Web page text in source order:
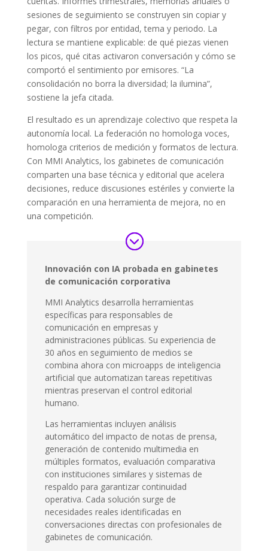
sesiones de seguimiento se construyen sin copiar y
pegar, con filtros por entidad, tema y periodo. La
lectura se mantiene explicable: de qué piezas vienen
los picos, qué citas activaron conversación y cómo se
comportó el sentimiento por emisores. “La
consolidación no borra la diversidad; la ilumina”,
sostiene la jefa citada.
El resultado es un aprendizaje colectivo que respeta la
autonomía local. La federación no homologa voces,
homologa criterios de medición y formatos de lectura.
Con MMI Analytics, los gabinetes de comunicación
comparten una base técnica y editorial que acelera
decisiones, reduce discusiones estériles y convierte la
comparación en una herramienta de mejora, no en
una competición.
Innovación con IA probada en gabinetes
de comunicación corporativa
MMI Analytics desarrolla herramientas
específicas para responsables de
comunicación en empresas y
administraciones públicas. Su experiencia de
30 años en seguimiento de medios se
combina ahora con microapps de inteligencia
artificial que automatizan tareas repetitivas
mientras preservan el control editorial
humano.
Las herramientas incluyen análisis
automático del impacto de notas de prensa,
generación de contenido multimedia en
múltiples formatos, evaluación comparativa
con instituciones similares y sistemas de
respaldo para garantizar continuidad
operativa. Cada solución surge de
necesidades reales identificadas en
conversaciones directas con profesionales de
gabinetes de comunicación.